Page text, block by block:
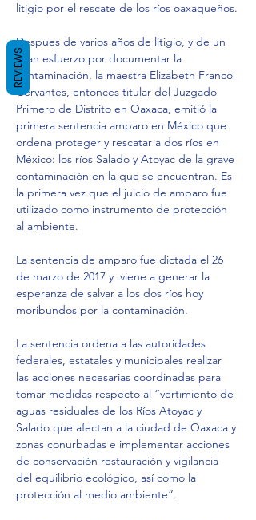
litigio por el rescate de los ríos oaxaqueños.
Despues de varios años de litigio, y de un
gran esfuerzo por documentar la
contaminación, la maestra Elizabeth Franco
Cervantes, entonces titular del Juzgado
Primero de Distrito en Oaxaca, emitió la
primera sentencia amparo en México que
ordena proteger y rescatar a dos ríos en
México: los ríos Salado y Atoyac de la grave
contaminación en la que se encuentran. Es
la primera vez que el juicio de amparo fue
utilizado como instrumento de protección
al ambiente.
La sentencia de amparo fue dictada el 26
de marzo de 2017 y  viene a generar la
esperanza de salvar a los dos ríos hoy
moribundos por la contaminación.
La sentencia ordena a las autoridades
federales, estatales y municipales realizar
las acciones necesarias coordinadas para
tomar medidas respecto al “vertimiento de
aguas residuales de los Ríos Atoyac y
Salado que afectan a la ciudad de Oaxaca y
zonas conurbadas e implementar acciones
de conservación restauración y vigilancia
del equilibrio ecológico, así como la
protección al medio ambiente”.
REVIEWS